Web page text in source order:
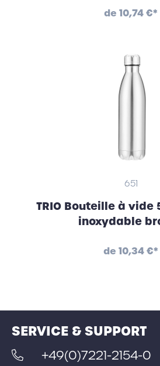
de 10,74 €*
651
TRIO Bouteille à
inoxydable
de 10,34 €*
SERVICE & SUPPORT
+49(0)7221-2154-0